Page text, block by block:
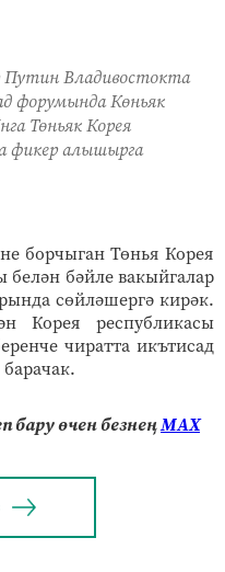
Путин Владивостокта
форумында Көньяк
Төньяк Корея
фикер алышырга
борчыган Төнья Корея
бәйле вакыйгалар
сөйләшергә кирәк.
Корея республикасы
чиратта икътисад
өчен безнеңМАХ